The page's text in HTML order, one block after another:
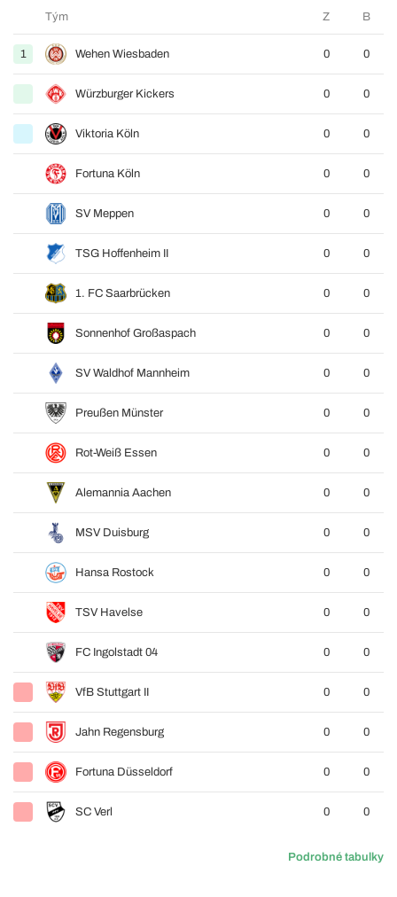
Tým Z B
1 Wehen Wiesbaden 0 0
Würzburger Kickers 0 0
Viktoria Köln 0 0
Fortuna Köln 0 0
SV Meppen 0 0
TSG Hoffenheim II 0 0
1. FC Saarbrücken 0 0
Sonnenhof Großaspach 0 0
SV Waldhof Mannheim 0 0
Preußen Münster 0 0
Rot-Weiß Essen 0 0
Alemannia Aachen 0 0
MSV Duisburg 0 0
Hansa Rostock 0 0
TSV Havelse 0 0
FC Ingolstadt 04 0 0
VfB Stuttgart II 0 0
Jahn Regensburg 0 0
Fortuna Düsseldorf 0 0
SC Verl 0 0
Podrobné tabulky